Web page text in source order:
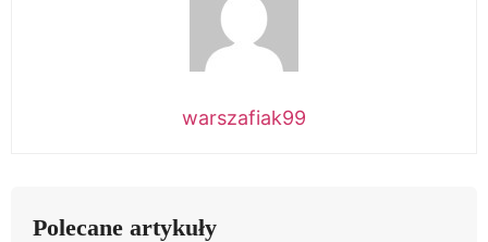
warszafiak99
Polecane artykuły